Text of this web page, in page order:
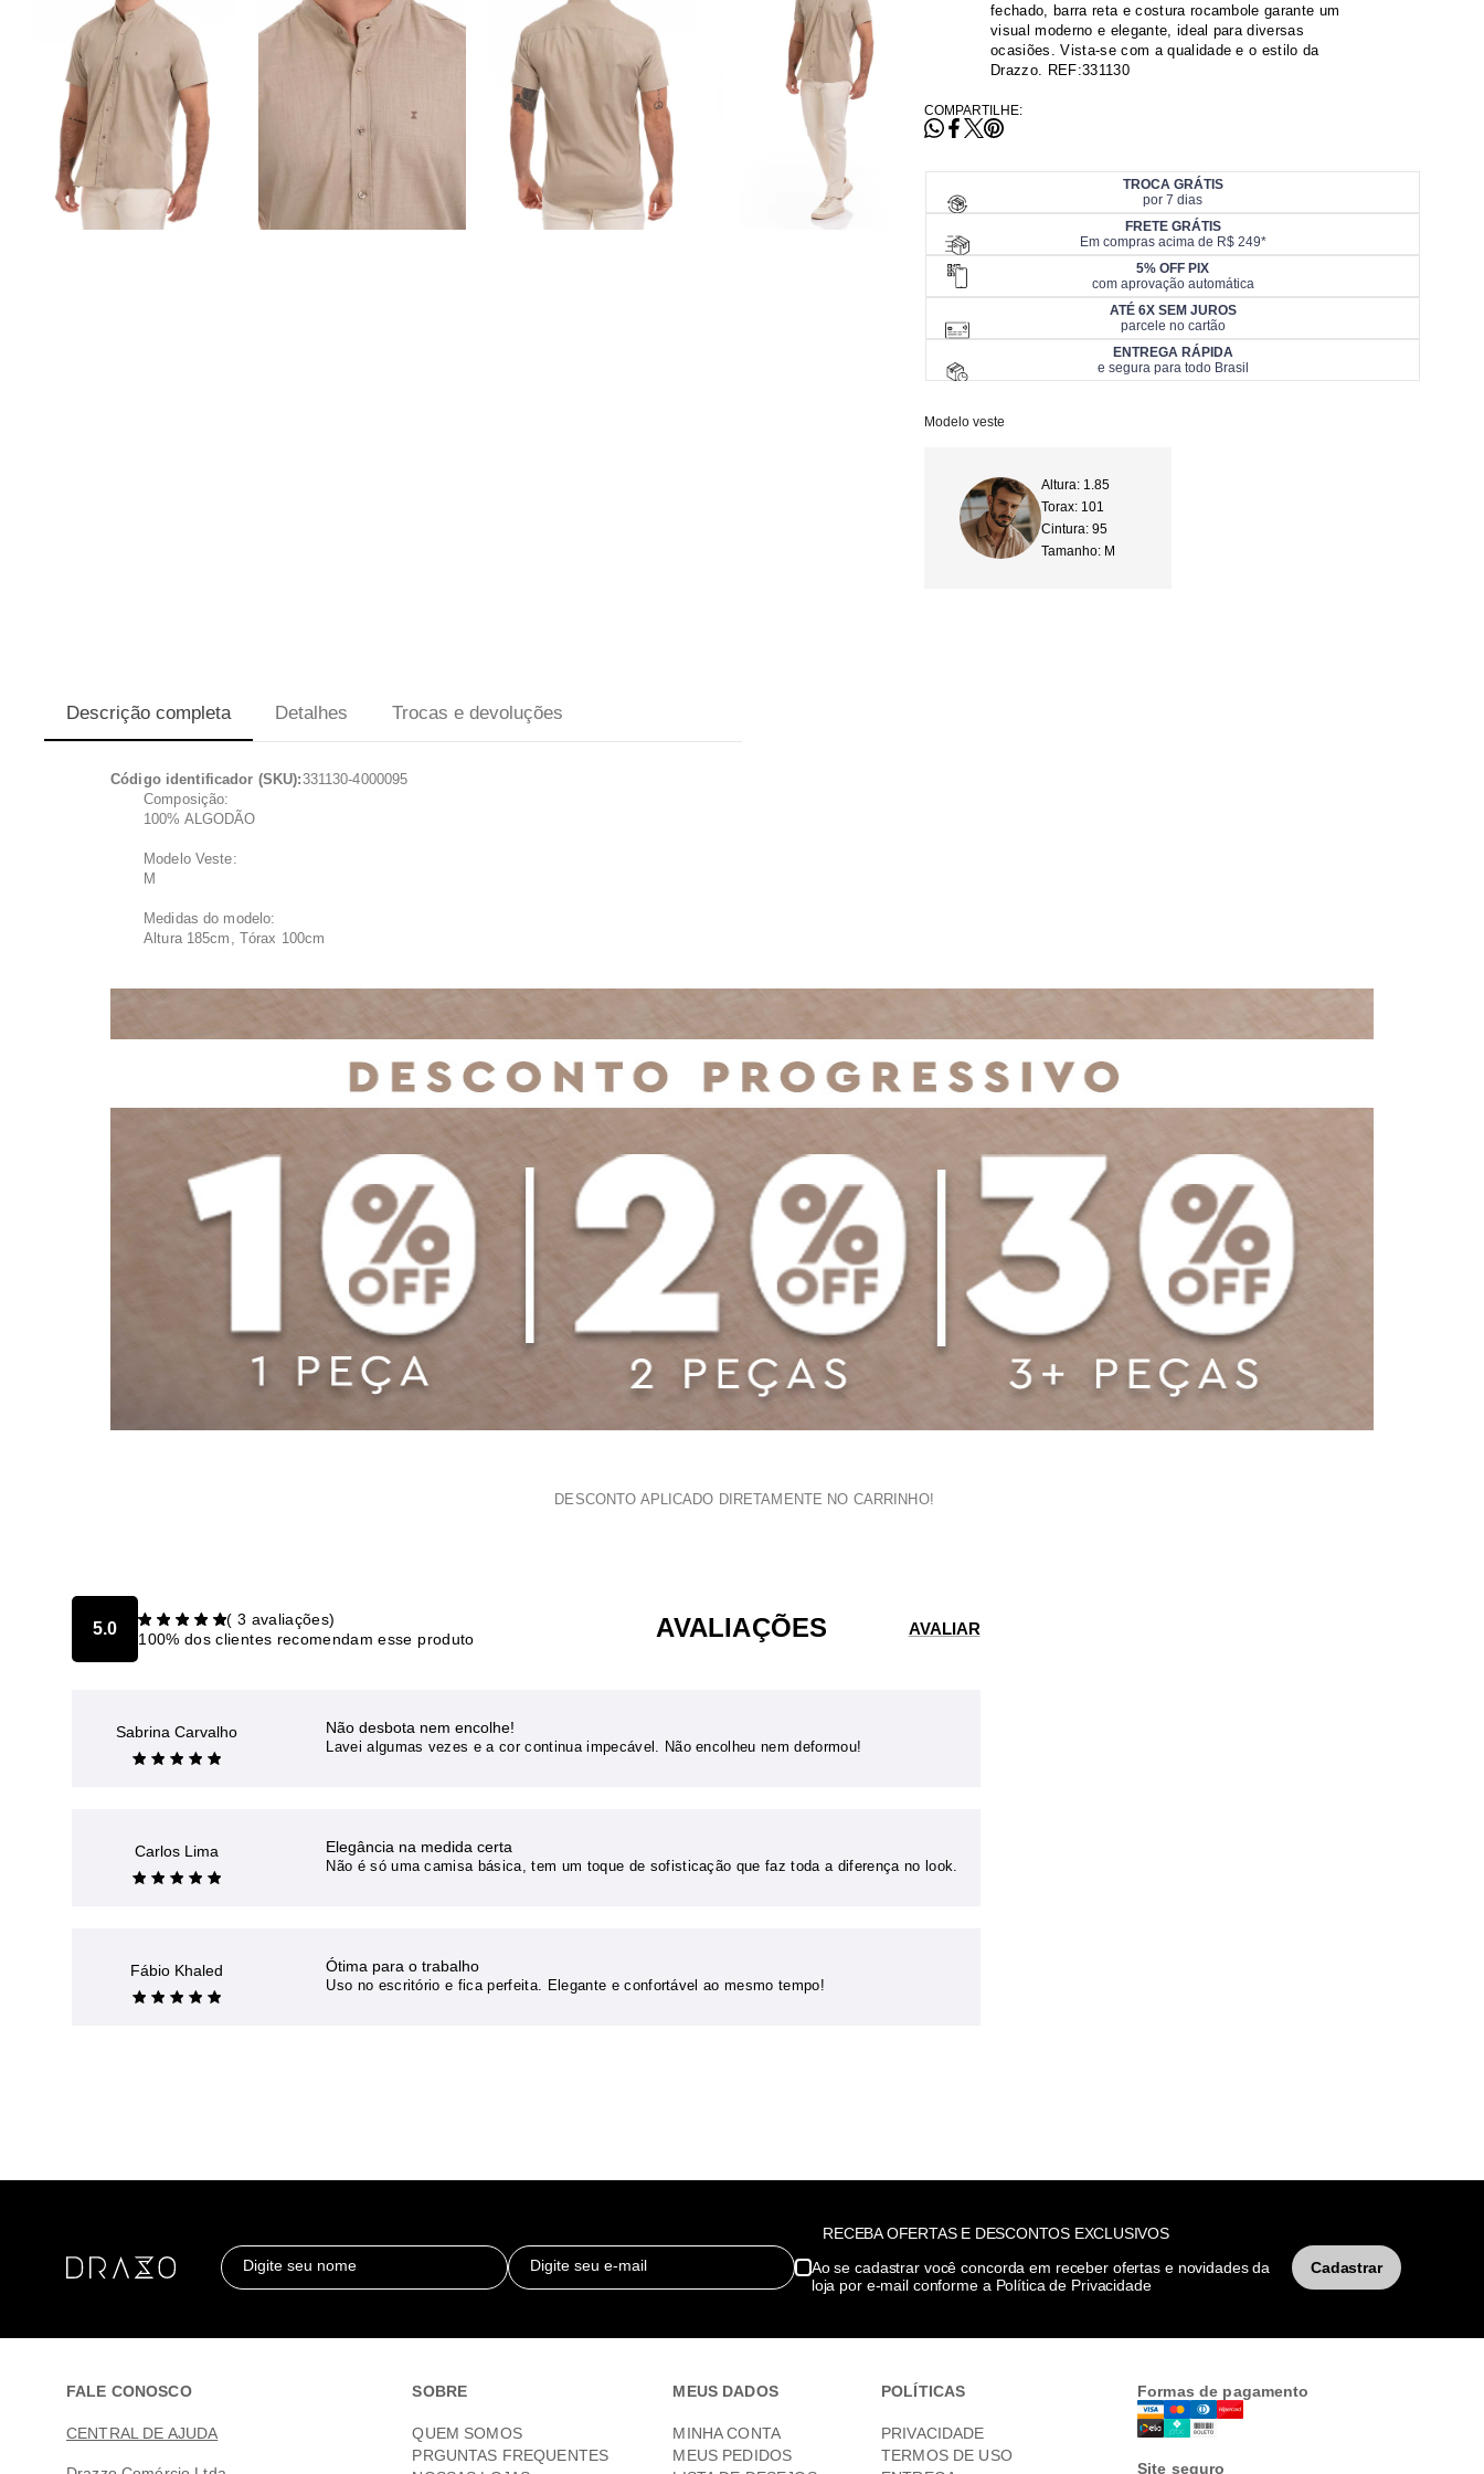
fechado, barra reta e costura rocambole garante um
visual moderno e elegante, ideal para diversas
ocasiões. Vista-se com a qualidade e o estilo da
Drazzo. REF:331130
COMPARTILHE:
TROCA GRÁTIS
por 7 dias
FRETE GRÁTIS
Em compras acima de R$ 249*
5% OFF PIX
com aprovação automática
ATÉ 6X SEM JUROS
parcele no cartão
ENTREGA RÁPIDA
e segura para todo Brasil
Modelo veste
Altura: 1.85
Torax: 101
Cintura: 95
Tamanho: M
Descrição completa Detalhes Trocas e devoluções
Código identificador (SKU):331130-4000095
Composição:
100% ALGODÃO
Modelo Veste:
M
Medidas do modelo:
Altura 185cm, Tórax 100cm
DESCONTO APLICADO DIRETAMENTE NO CARRINHO!
AVALIAÇÕES
5.0 ( 3 avaliações)
100% dos clientes recomendam esse produto
Sabrina Carvalho Não desbota nem encolhe!
Lavei algumas vezes e a cor continua impecável. Não encolheu nem deformou!
Carlos Lima Elegância na medida certa
Não é só uma camisa básica, tem um toque de sofisticação que faz toda a diferença no look.
Fábio Khaled Ótima para o trabalho
Uso no escritório e fica perfeita. Elegante e confortável ao mesmo tempo!
RECEBA OFERTAS E DESCONTOS EXCLUSIVOS
Digite seu nome
Digite seu e-mail Cadastrar
Ao se cadastrar você concorda em receber ofertas e novidades da
loja por e-mail conforme a Política de Privacidade
FALE CONOSCO
CENTRAL DE AJUDA
SOBRE
QUEM SOMOS
PRGUNTAS FREQUENTES
MEUS DADOS
MINHA CONTA
MEUS PEDIDOS
POLÍTICAS
PRIVACIDADE
TERMOS DE USO
Formas de pagamento
Site seguro